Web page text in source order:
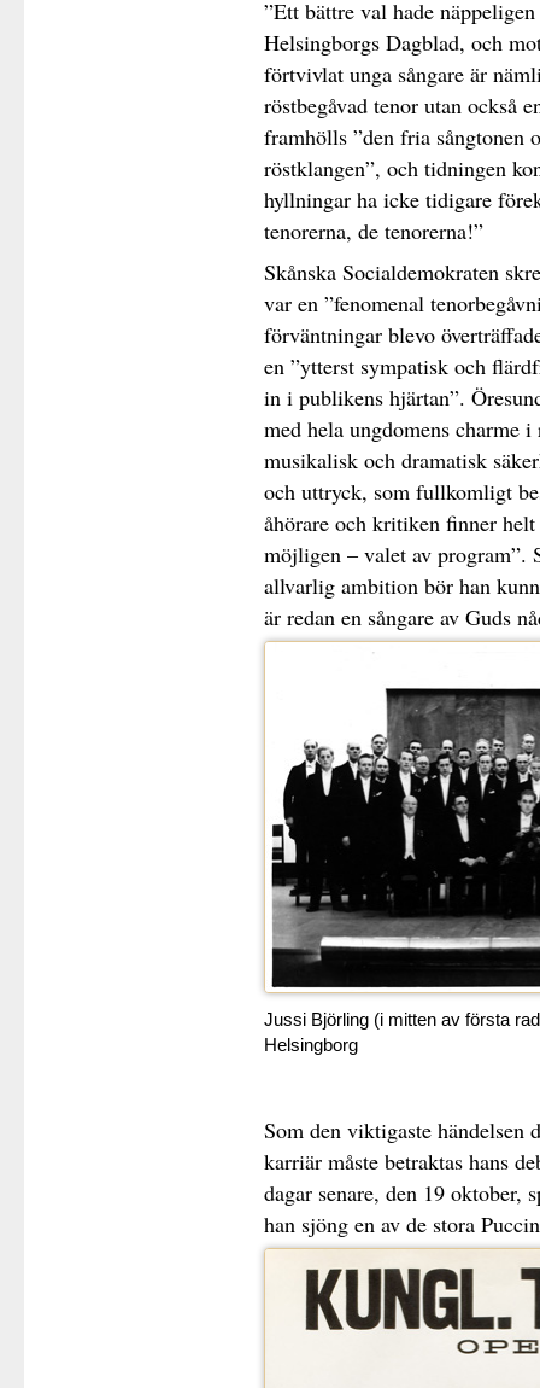
”Ett bättre val hade
Helsingborgs Dagblad, och
förtvivlat unga sångare är
röstbegåvad tenor utan också
framhölls ”den fria sångtonen
röstklangen”, och tidningen
hyllningar ha icke tidigare
tenorerna, de tenorerna!”
Skånska Socialdemokraten
var en ”fenomenal
förväntningar blevo
en ”ytterst sympatisk och
in i publikens hjärtan”.
med hela ungdomens charme
musikalisk och dramatisk
och uttryck, som fullkomligt
åhörare och kritiken finner
möjligen – valet av program”.
allvarlig ambition bör han
är redan en sångare av Guds
Jussi Björling (i mitten av första
Helsingborg
Som den viktigaste händelsen
karriär måste betraktas hans
dagar senare, den 19 oktober,
han sjöng en av de stora